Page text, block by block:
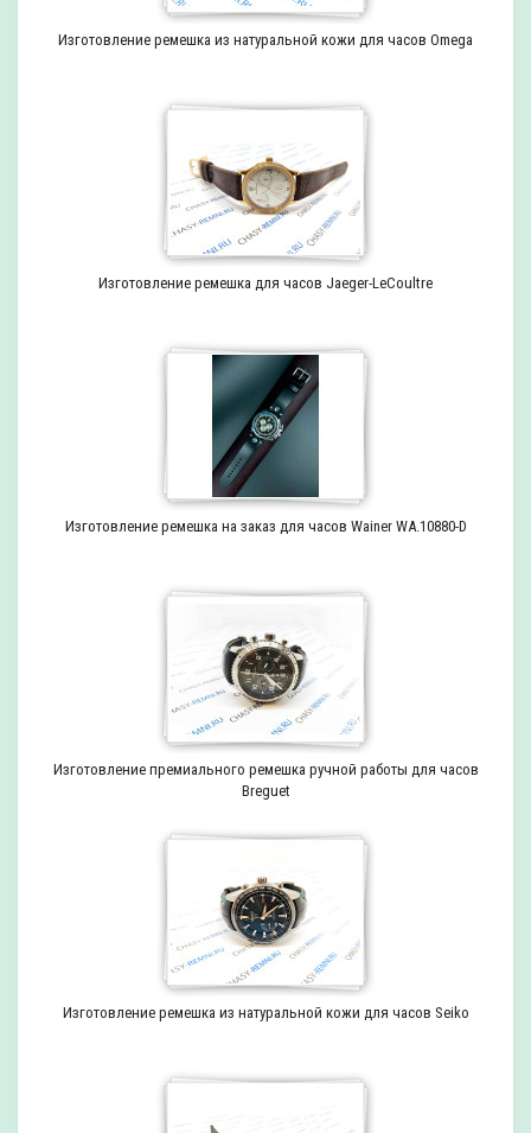
Изготовление ремешка из натуральной кожи для часов Omega
Изготовление ремешка для часов Jaeger-LeCoultre
Изготовление ремешка на заказ для часов Wainer WA.10880-D
Изготовление премиального ремешка ручной работы для часов
Breguet
Изготовление ремешка из натуральной кожи для часов Seiko